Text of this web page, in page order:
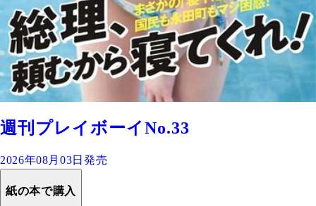
週刊プレイボーイNo.33
2026年08月03日発売
紙の本で購入